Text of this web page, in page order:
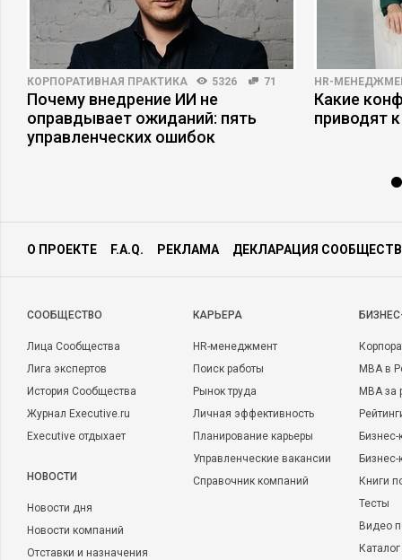
КОРПОРАТИВНАЯ ПРАКТИКА 5326 71
Почему внедрение ИИ не
оправдывает ожиданий: пять
управленческих ошибок
HR-
Какие
приводят
О ПРОЕКТЕ F.A.Q. РЕКЛАМА ДЕКЛАРАЦИЯ
CООБЩЕСТВО
Лица Сообщества
Лига экспертов
История Сообщества
Журнал Executive.ru
Executive отдыхает
НОВОСТИ
Новости дня
Новости компаний
Отставки и назначения
КАРЬЕРА
HR-менеджмент
Поиск работы
Рынок труда
Личная эффективность
Планирование карьеры
Управленческие вакансии
Справочник компаний
MBA в
MBA
Бизнес-
Книги
Тесты
Видео